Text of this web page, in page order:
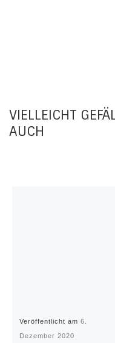
VIELLEICHT
AUCH
Veröffentlicht am6.
Dezember 2020